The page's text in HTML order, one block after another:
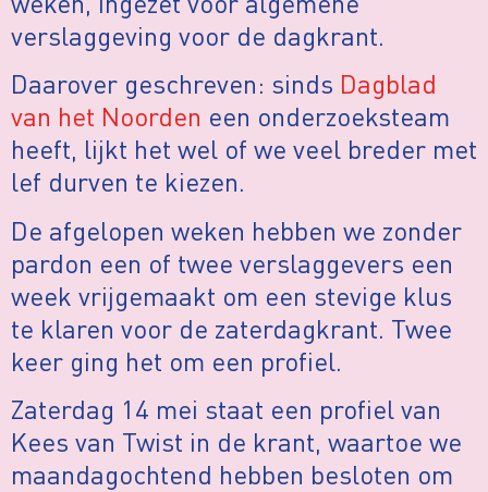
verslaggeving voor de dagkrant.
Daarover geschreven: sinds Dagblad
van het Noorden een onderzoeksteam
heeft, lijkt het wel of we veel breder met
lef durven te kiezen.
De afgelopen weken hebben we zonder
pardon een of twee verslaggevers een
week vrijgemaakt om een stevige klus
te klaren voor de zaterdagkrant. Twee
keer ging het om een profiel.
Zaterdag 14 mei staat een profiel van
Kees van Twist in de krant, waartoe we
maandagochtend hebben besloten om